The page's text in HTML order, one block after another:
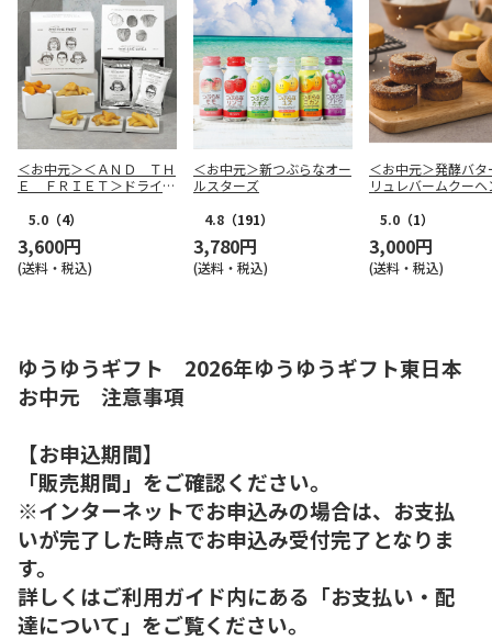
＜お中元＞＜ＡＮＤ ＴＨ
Ｅ ＦＲＩＥＴ＞ドライフ
5.0 （4）
3,600円
(送料・税込)
＜お中元＞新つぶらなオー
ルスターズ
4.8 （191）
3,780円
(送料・税込)
＜お中元＞発酵バタ
リュレバームクー
5.0 （1）
3,000円
(送料・税込)
ゆうゆうギフト 2026年ゆうゆうギフト東日本
お中元 注意事項
【お申込期間】
「販売期間」をご確認ください。
※インターネットでお申込みの場合は、お支払
いが完了した時点でお申込み受付完了となりま
す。
詳しくはご利用ガイド内にある「お支払い・配
達について」をご覧ください。